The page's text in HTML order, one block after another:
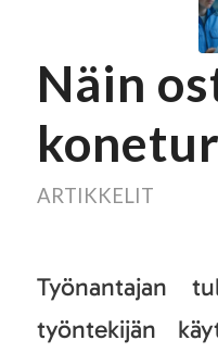
Näin
ARTIKKELIT
Työnantajan
työntekijän